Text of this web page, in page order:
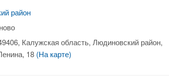
район
Калужская область, Людиновский район,
18 (На карте)